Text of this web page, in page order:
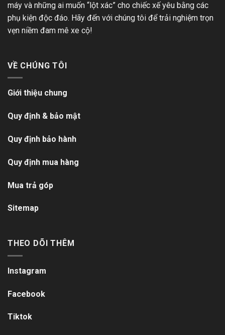
máy và những ai muốn “lột xác” cho chiếc xế yêu bằng các
phụ kiện độc đáo. Hãy đến với chúng tôi để trải nghiệm trọn
vẹn niềm đam mê xe cộ!
VỀ CHÚNG TÔI
Giới thiệu chung
Quy định & bảo mật
Quy định bảo hành
Quy định mua hàng
Mua trả góp
Sitemap
THEO DÕI THÊM
Instagram
Facebook
Tiktok